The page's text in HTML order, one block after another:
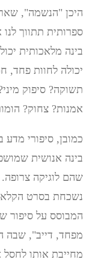
היכן "הנשמה",
ספרותית תתווך
בינה מלאכותית
יכולה לחוות
תשוקה? סיפוק
אמנות? צחוק?
כמובן, סיפורי מדע
בינה אנושית
שהם לוגיקה צרופה.
המבוסס על סיפור
מפחד, דייב", שבה
מחייבת אותו לחסל